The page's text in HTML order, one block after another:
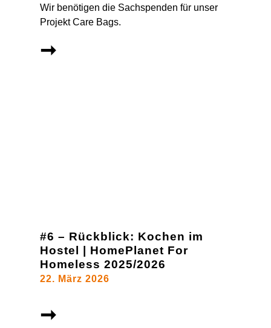
Wir benötigen die Sachspenden für unser
Projekt Care Bags.
➞
#6 – Rückblick: Kochen im
Hostel | HomePlanet For
Homeless 2025/2026
22. März 2026
➞